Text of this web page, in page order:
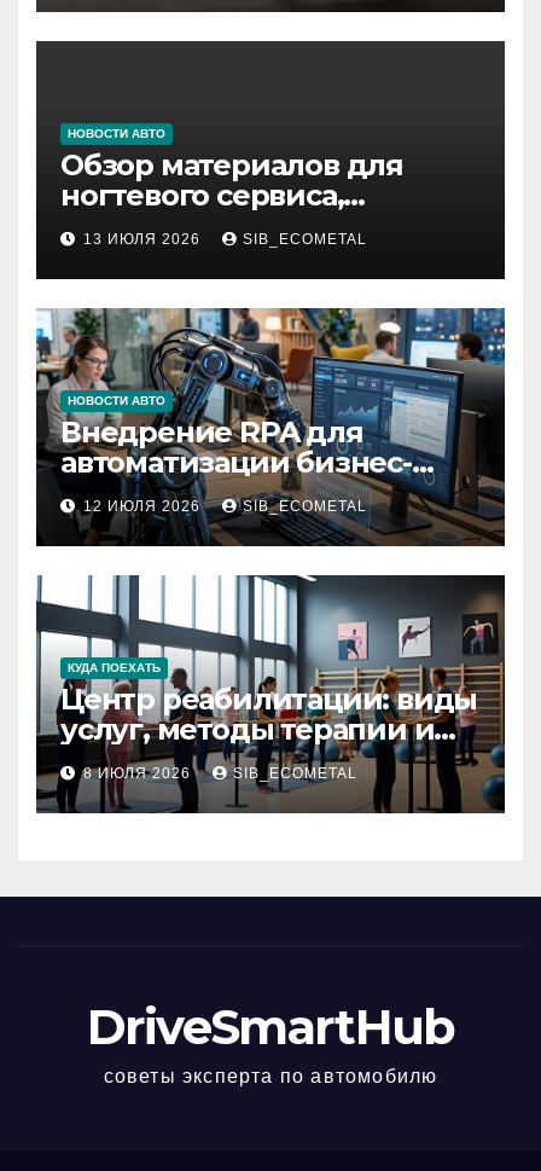
НОВОСТИ АВТО
Обзор материалов для
ногтевого сервиса,
наращивания ресниц и
депиляции
13 ИЮЛЯ 2026 SIB_ECOMETAL
НОВОСТИ АВТО
Внедрение RPA для
автоматизации бизнес-
процессов
12 ИЮЛЯ 2026 SIB_ECOMETAL
КУДА ПОЕХАТЬ
Центр реабилитации: виды
услуг, методы терапии и
критерии качества
8 ИЮЛЯ 2026 SIB_ECOMETAL
DriveSmartHub
советы эксперта по автомобилю